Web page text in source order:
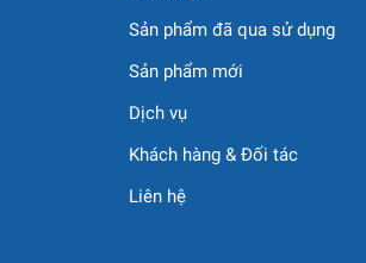
Sản phẩm đã qua sử dụng
Sản phẩm mới
Dịch vụ
Khách hàng & Đối tác
Liên hệ